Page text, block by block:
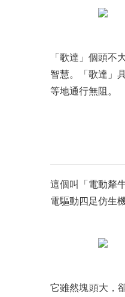
「歌達」個頭不
智慧。「歌達」
等地通行無阻。
這個叫「電動犛
電驅動四足仿生
它雖然塊頭大，